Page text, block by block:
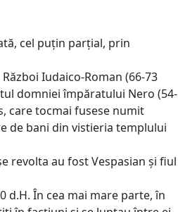
cel puțin parțial, prin
Iudaico-Roman (66-73
domniei împăratului Nero (54-
care tocmai fusese numit
de bani din vistieria templului
revolta au fost Vespasian și fiul
d.H. În cea mai mare parte, în